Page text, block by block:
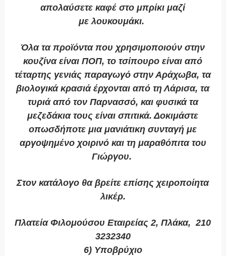
απολαύσετε καφέ στο μπρίκι μαζί
με λουκουμάκι.
Όλα τα προϊόντα που χρησιμοποιούν στην
κουζίνα είναι ΠΟΠ, το τσίπουρο είναι από
τέταρτης γενιάς παραγωγό στην Αράχωβα, τα
βιολογικά κρασιά έρχονται από τη Λάρισα, τα
τυριά από τον Παρνασσό, και φυσικά τα
μεζεδάκια τους είναι σπιτικά. Δοκιμάστε
οπωσδήποτε μια μανιάτικη συνταγή με
αργοψημένο χοιρινό και τη μαραθόπιτα του
Γιώργου.
Στον κατάλογο θα βρείτε επίσης χειροποίητα
λικέρ.
Πλατεία Φιλομούσου Εταιρείας 2, Πλάκα, 210
3232340
6) Υποβρύχιο